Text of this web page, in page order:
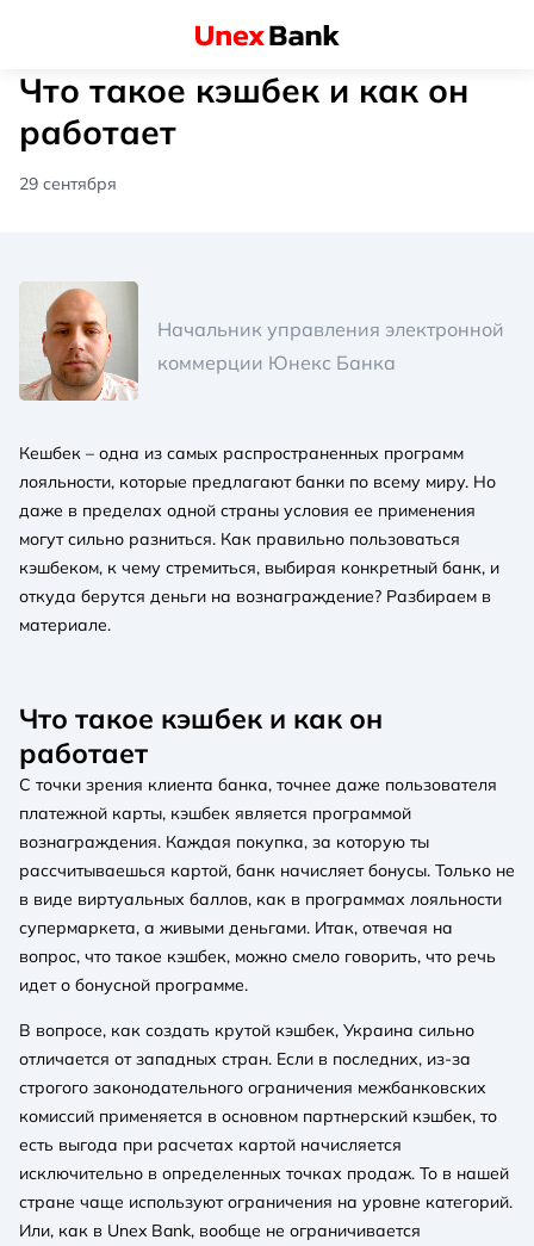
Что такое кэшбек и как он
работает
29 сентября
Начальник управления электронной
коммерции Юнекс Банка
Кешбек – одна из самых распространенных программ
лояльности, которые предлагают банки по всему миру. Но
даже в пределах одной страны условия ее применения
могут сильно разниться. Как правильно пользоваться
кэшбеком, к чему стремиться, выбирая конкретный банк, и
откуда берутся деньги на вознаграждение? Разбираем в
материале.
Что такое кэшбек и как он
работает
С точки зрения клиента банка, точнее даже пользователя
платежной карты, кэшбек является программой
вознаграждения. Каждая покупка, за которую ты
рассчитываешься картой, банк начисляет бонусы. Только не
в виде виртуальных баллов, как в программах лояльности
супермаркета, а живыми деньгами. Итак, отвечая на
вопрос, что такое кэшбек, можно смело говорить, что речь
идет о бонусной программе.
В вопросе, как создать крутой кэшбек, Украина сильно
отличается от западных стран. Если в последних, из-за
строгого законодательного ограничения межбанковских
комиссий применяется в основном партнерский кэшбек, то
есть выгода при расчетах картой начисляется
исключительно в определенных точках продаж. То в нашей
стране чаще используют ограничения на уровне категорий.
Или, как в Unex Bank, вообще не ограничивается